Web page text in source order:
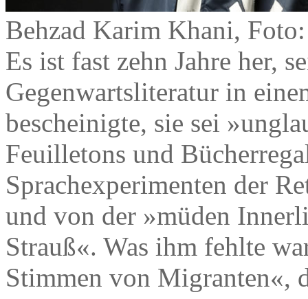
Behzad Karim Khani,
Es ist fast zehn Jahre her,
Gegenwartsliteratur in
bescheinigte, sie sei
Feuilletons und
Sprachexperimenten der
und von der »müden
Strauß«. Was ihm fehlte
Stimmen von Migranten«,